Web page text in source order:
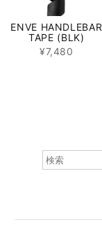
ENVE HANDLEBAR
TAPE (BLK)
¥7,480